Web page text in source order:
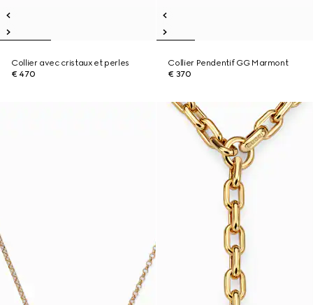
Collier avec cristaux et perles
€ 470
Collier Pendentif GG Marmont
€ 370